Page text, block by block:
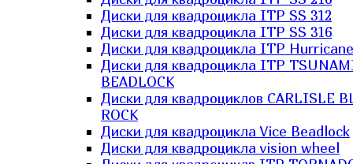
Диски для квадроцикла ITP SS 312
Диски для квадроцикла ITP SS 316
Диски для квадроцикла ITP Hurricane
Диски для квадроцикла ITP
BEADLOCK
Диски для квадроциклов CARLISLE
ROCK
Диски для квадроцикла Vice Beadlock
Диски для квадроцикла vision wheel